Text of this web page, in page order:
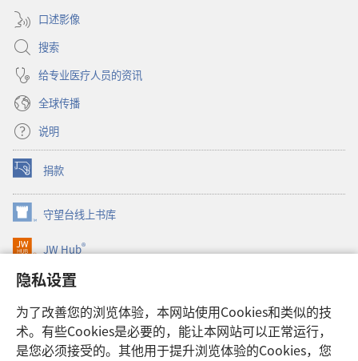
隐私设置
为了改善您的浏览体验，本网站使用Cookies和类似的技
术。有些Cookies是必要的，能让本网站可以正常运行，
是您必须接受的。其他用于提升浏览体验的Cookies，您
口述影像
搜索
给专业医疗人员的资讯
全球传播
说明
捐款
（打
开
新
窗
口）
守望台线上书库
（打
开
新
口）
JW Hub®
（打
开
新
窗
口）
JW Library®
Watchtower Library